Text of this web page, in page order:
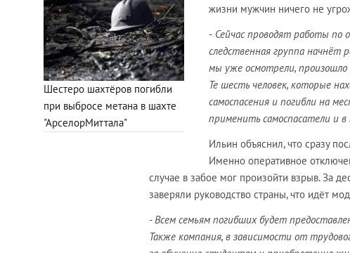
Шестеро шахтёров погибли
при выбросе метана в шахте
"АрселорМиттала"
жизни мужчин ничего не
- Сейчас проводят работы по
следственная группа начнёт
мы уже осмотрели,
Те шесть человек, которые
самоспасения и погибли на
применить самоспасатели и
Ильин объяснил, что сразу
Именно оперативное
случае в забое мог произойти взрыв. За
заверяли руководство страны, что идёт
- Всем семьям погибших будет
Также компания, в зависимости от